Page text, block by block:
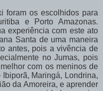
foram os escolhidos para
e Porto Amazonas.
experiência com este ato
Santa de uma maneira
antes, pois a vivência de
no Jumas, pois
com os meninos de
Maringá, Londrina,
da Amoreira, e aprender